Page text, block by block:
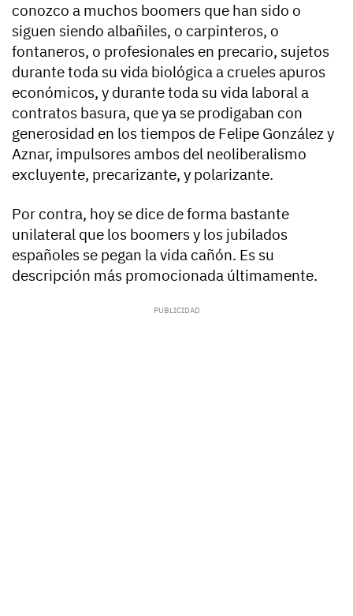
conozco a muchos boomers que han sido o
siguen siendo albañiles, o carpinteros, o
fontaneros, o profesionales en precario, sujetos
durante toda su vida biológica a crueles apuros
económicos, y durante toda su vida laboral a
contratos basura, que ya se prodigaban con
generosidad en los tiempos de Felipe González y
Aznar, impulsores ambos del neoliberalismo
excluyente, precarizante, y polarizante.
Por contra, hoy se dice de forma bastante
unilateral que los boomers y los jubilados
españoles se pegan la vida cañón. Es su
descripción más promocionada últimamente.